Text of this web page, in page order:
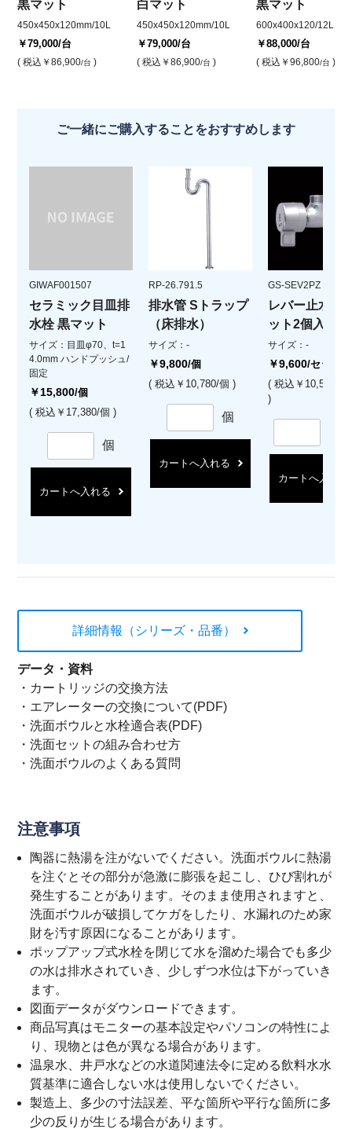
黒マット
450x450x120mm/10L
￥79,000/台
( 税込 ￥86,900/台 )
白マット
450x450x120mm/10L
￥79,000/台
( 税込 ￥86,900/台 )
黒マット
600x400x120/12L
￥88,000/台
( 税込 ￥96,800/台 )
ご一緒にご購入することをおすすめします
GIWAF001507
セラミック目皿排
水栓 黒マット
サイズ：目皿φ70、t=1
4.0mm ハンドプッシュ/
固定
￥15,800/個
( 税込￥17,380/個 )
個
カートへ入れる
RP-26.791.5
排水管 Sトラップ
（床排水）
サイズ：-
￥9,800/個
( 税込￥10,780/個 )
個
カートへ入れる
GS-SEV2PZ
レバー止水栓
ット2個入)
サイズ：-
￥9,600/セット
( 税込￥10,560/セ
)
カートへ入れる
詳細情報（シリーズ・品番）
データ・資料
・ カートリッジの交換方法
・ エアレーターの交換について(PDF)
・洗面ボウルと水栓適合表(PDF)
・洗面セットの組み合わせ方
・洗面ボウルのよくある質問
注意事項
陶器に熱湯を注がないでください。洗面ボウルに熱湯
を注ぐとその部分が急激に膨張を起こし、ひび割れが
発生することがあります。そのまま使用されますと、
洗面ボウルが破損してケガをしたり、水漏れのため家
財を汚す原因になることがあります。
ポップアップ式水栓を閉じて水を溜めた場合でも多少
の水は排水されていき、少しずつ水位は下がっていき
ます。
図面データがダウンロードできます。
商品写真はモニターの基本設定やパソコンの特性によ
り、現物とは色が異なる場合があります。
温泉水、井戸水などの水道関連法令に定める飲料水水
質基準に適合しない水は使用しないでください。
製造上、多少の寸法誤差、平な箇所や平行な箇所に多
少の反りが生じる場合があります。